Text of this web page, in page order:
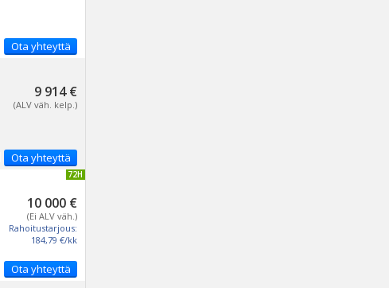
Ota yhteyttä
9 914 €
(ALV väh. kelp.)
Ota yhteyttä
PÄIVITETTY 72H
10 000 €
(Ei ALV väh.)
Rahoitustarjous:
184,79 €/kk
Ota yhteyttä